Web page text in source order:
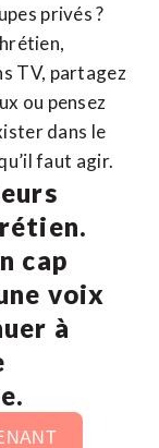
privés ?
TV, partagez
ou pensez
dans le
faut agir.
cap
voix
à